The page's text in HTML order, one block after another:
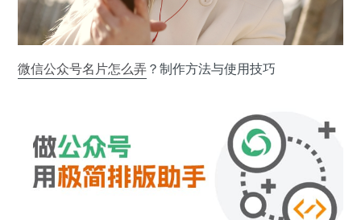
微信公众号名片怎么弄 ？制作方法与使用技巧